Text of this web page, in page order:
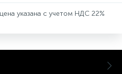
указана с учетом НДС 22%